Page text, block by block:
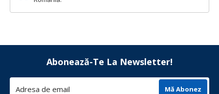
Abonează-Te La Newsletter!
Mă Abonez